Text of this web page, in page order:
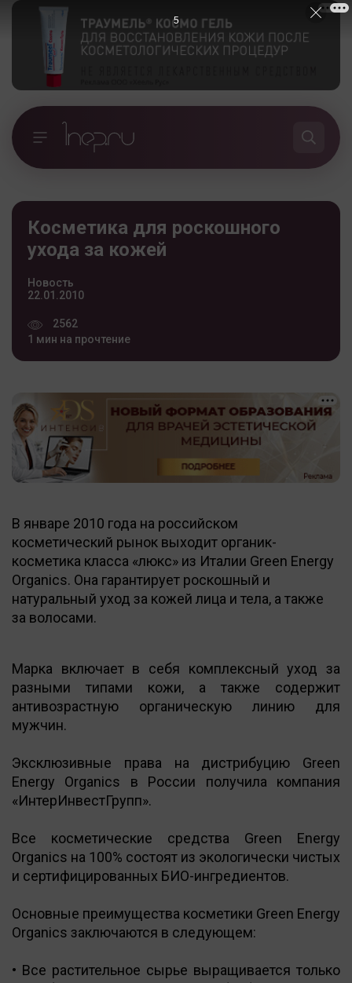
Косметика для роскошного
ухода за кожей
Новость
22.01.2010
2562
1 мин на прочтение
В январе 2010 года на российском
косметический рынок выходит органик-
косметика класса «люкс» из Италии Green Energy
Organics. Она гарантирует роскошный и
натуральный уход за кожей лица и тела, а также
за волосами.
Марка включает в себя комплексный уход за
разными типами кожи, а также содержит
антивозрастную органическую линию для
мужчин.
Эксклюзивные права на дистрибуцию Green
Energy Organics в России получила компания
«ИнтерИнвестГрупп».
Все косметические средства Green Energy
Organics на 100% состоят из экологически чистых
и сертифицированных БИО-ингредиентов.
Основные преимущества косметики Green Energy
Organics заключаются в следующем:
• Все растительное сырье выращивается только
5